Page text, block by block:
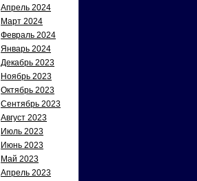
Апрель 2024
Март 2024
Февраль 2024
Январь 2024
Декабрь 2023
Ноябрь 2023
Октябрь 2023
Сентябрь 2023
Август 2023
Июль 2023
Июнь 2023
Май 2023
Апрель 2023